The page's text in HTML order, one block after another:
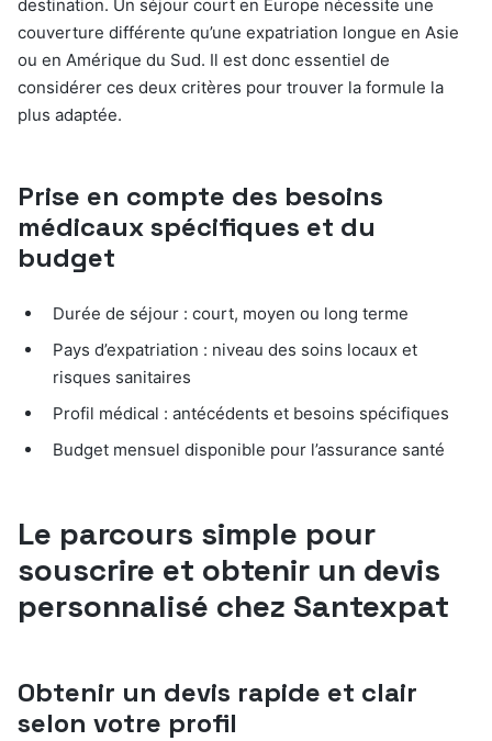
destination. Un séjour court en Europe nécessite une
couverture différente qu’une expatriation longue en Asie
ou en Amérique du Sud. Il est donc essentiel de
considérer ces deux critères pour trouver la formule la
plus adaptée.
Prise en compte des besoins
médicaux spécifiques et du
budget
Durée de séjour : court, moyen ou long terme
Pays d’expatriation : niveau des soins locaux et
risques sanitaires
Profil médical : antécédents et besoins spécifiques
Budget mensuel disponible pour l’assurance santé
Le parcours simple pour
souscrire et obtenir un devis
personnalisé chez Santexpat
Obtenir un devis rapide et clair
selon votre profil